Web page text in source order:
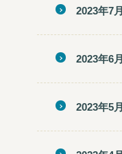
2023年7月
2023年6月
2023年5月